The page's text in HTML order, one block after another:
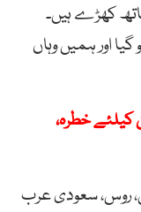
کھڑے ہیں۔
اور ہمیں وہاں
کیلئے خطرہ،
روس، سعودی عرب